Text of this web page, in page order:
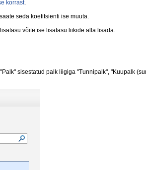
korrast.
seda koefitsienti ise muuta.
võite ise lisatasu liikide alla lisada.
sisestatud palk liigiga "Tunnipalk", "Kuupalk